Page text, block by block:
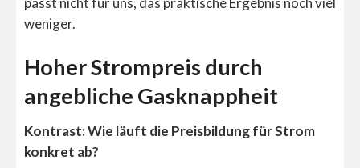
weniger.
Hoher Strompreis durch
angebliche Gasknappheit
Kontrast: Wie läuft die Preisbildung für Strom
konkret ab?